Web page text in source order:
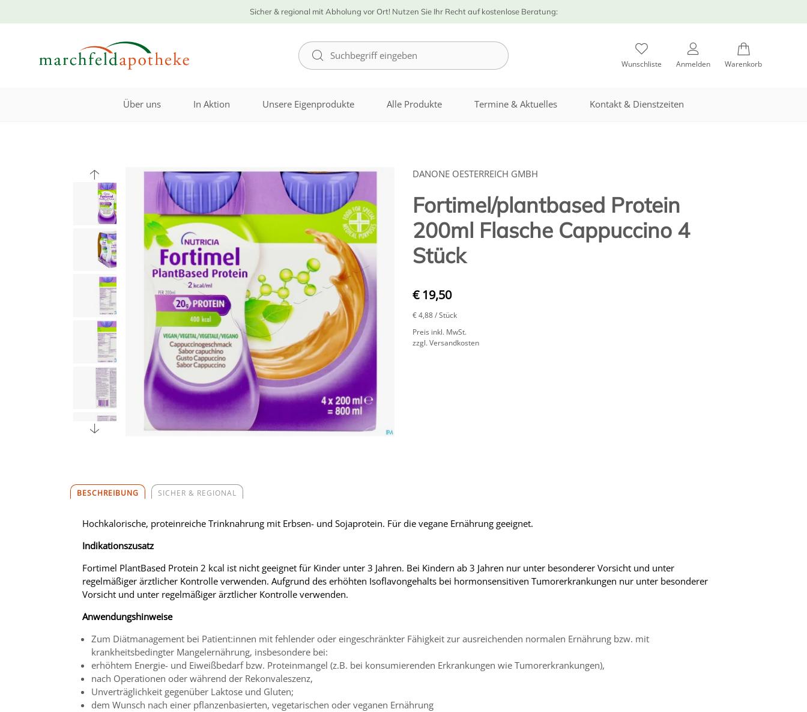
Sicher & regional mit Abholung vor Ort! Nutzen Sie Ihr Recht auf kostenlose Beratung:
Wunschliste Anmelden Warenkorb
Über uns In Aktion Unsere Eigenprodukte Alle Produkte Termine & Aktuelles Kontakt & Dienstzeiten
DANONE OESTERREICH GMBH
Fortimel/plantbased Protein
200ml Flasche Cappuccino 4
Stück
€ 19,50
€ 4,88/ Stück
Preis inkl. MwSt.
zzgl. Versandkosten
BESCHREIBUNG SICHER & REGIONAL
Hochkalorische, proteinreiche Trinknahrung mit Erbsen- und Sojaprotein. Für die vegane Ernährung geeignet.
Indikationszusatz
Fortimel PlantBased Protein 2 kcal ist nicht geeignet für Kinder unter 3 Jahren. Bei Kindern ab 3 Jahren nur unter besonderer Vorsicht und unter
regelmäßiger ärztlicher Kontrolle verwenden. Aufgrund des erhöhten Isoflavongehalts bei hormonsensitiven Tumorerkrankungen nur unter besonderer
Vorsicht und unter regelmäßiger ärztlicher Kontrolle verwenden.
Anwendungshinweise
Zum Diätmanagement bei Patient:innen mit fehlender oder eingeschränkter Fähigkeit zur ausreichenden normalen Ernährung bzw. mit
krankheitsbedingter Mangelernährung, insbesondere bei:
erhöhtem Energie- und Eiweißbedarf bzw. Proteinmangel (z.B. bei konsumierenden Erkrankungen wie Tumorerkrankungen),
nach Operationen oder während der Rekonvaleszenz,
Unverträglichkeit gegenüber Laktose und Gluten;
dem Wunsch nach einer pflanzenbasierten, vegetarischen oder veganen Ernährung